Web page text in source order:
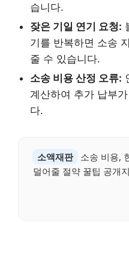
습니다.
잦은 기일 연기 요청:
기를 반복하면 소송
줄 수 있습니다.
소송 비용 산정 오류:
계산하여 추가 납부
다.
소액재판
소송 비용,
덜어줄 절약 꿀팁 공개